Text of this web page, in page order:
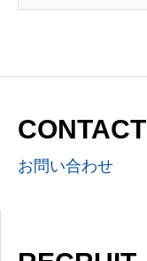
CONTACT
お問い合わせ